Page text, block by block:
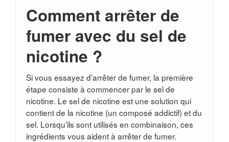
Comment arrêter de
fumer avec du sel de
nicotine ?
Si vous essayez d’arrêter de fumer, la première
étape consiste à commencer par le sel de
nicotine. Le sel de nicotine est une solution qui
contient de la nicotine (un composé addictif) et du
sel. Lorsqu’ils sont utilisés en combinaison, ces
ingrédients vous aident à arrêter de fumer.